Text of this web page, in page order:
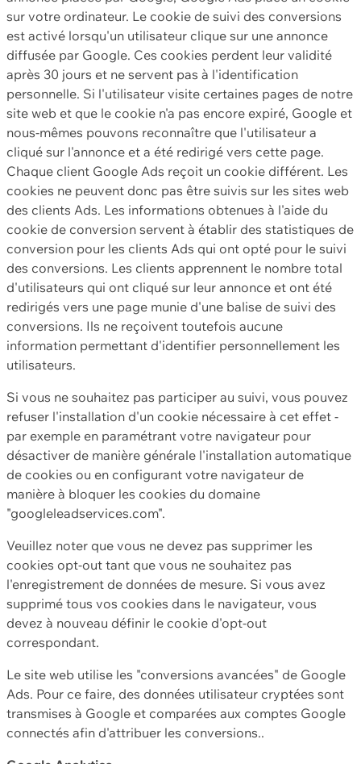
sur votre ordinateur. Le cookie de suivi des conversions
est activé lorsqu'un utilisateur clique sur une annonce
diffusée par Google. Ces cookies perdent leur validité
après 30 jours et ne servent pas à l'identification
personnelle. Si l'utilisateur visite certaines pages de notre
site web et que le cookie n'a pas encore expiré, Google et
nous-mêmes pouvons reconnaître que l'utilisateur a
cliqué sur l'annonce et a été redirigé vers cette page.
Chaque client Google Ads reçoit un cookie différent. Les
cookies ne peuvent donc pas être suivis sur les sites web
des clients Ads. Les informations obtenues à l'aide du
cookie de conversion servent à établir des statistiques de
conversion pour les clients Ads qui ont opté pour le suivi
des conversions. Les clients apprennent le nombre total
d'utilisateurs qui ont cliqué sur leur annonce et ont été
redirigés vers une page munie d'une balise de suivi des
conversions. Ils ne reçoivent toutefois aucune
information permettant d'identifier personnellement les
utilisateurs.
Si vous ne souhaitez pas participer au suivi, vous pouvez
refuser l'installation d'un cookie nécessaire à cet effet -
par exemple en paramétrant votre navigateur pour
désactiver de manière générale l'installation automatique
de cookies ou en configurant votre navigateur de
manière à bloquer les cookies du domaine
"googleleadservices.com".
Veuillez noter que vous ne devez pas supprimer les
cookies opt-out tant que vous ne souhaitez pas
l'enregistrement de données de mesure. Si vous avez
supprimé tous vos cookies dans le navigateur, vous
devez à nouveau définir le cookie d'opt-out
correspondant.
Le site web utilise les "conversions avancées" de Google
Ads. Pour ce faire, des données utilisateur cryptées sont
transmises à Google et comparées aux comptes Google
connectés afin d'attribuer les conversions..